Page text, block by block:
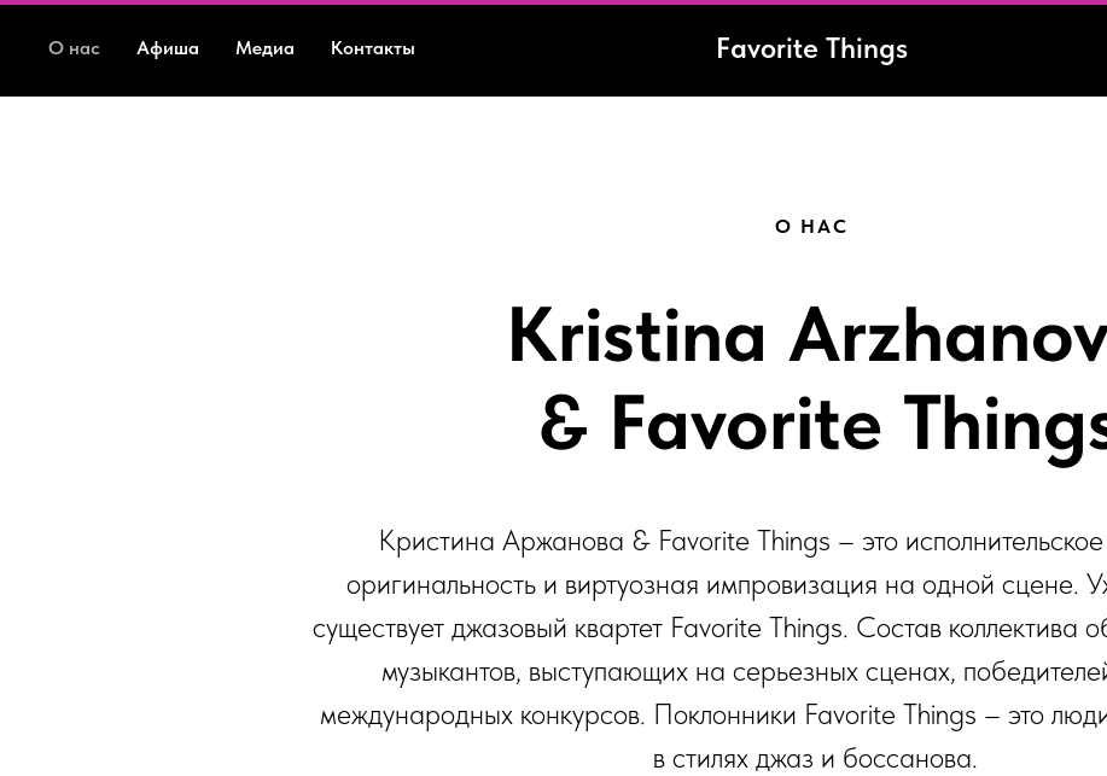
Favorite Things
О нас Афиша Медиа Контакты
Kristina
& Favorite
Кристина Аржанова & Favorite Things – это
оригинальность и виртуозная импровизация на одной сцене.
существует джазовый квартет Favorite Things. Cостав коллектива
музыкантов, выступающих на серьезных сценах,
международных конкурсов. Поклонники Favorite Things – это
в стилях джаз и боссанова.
О НАС